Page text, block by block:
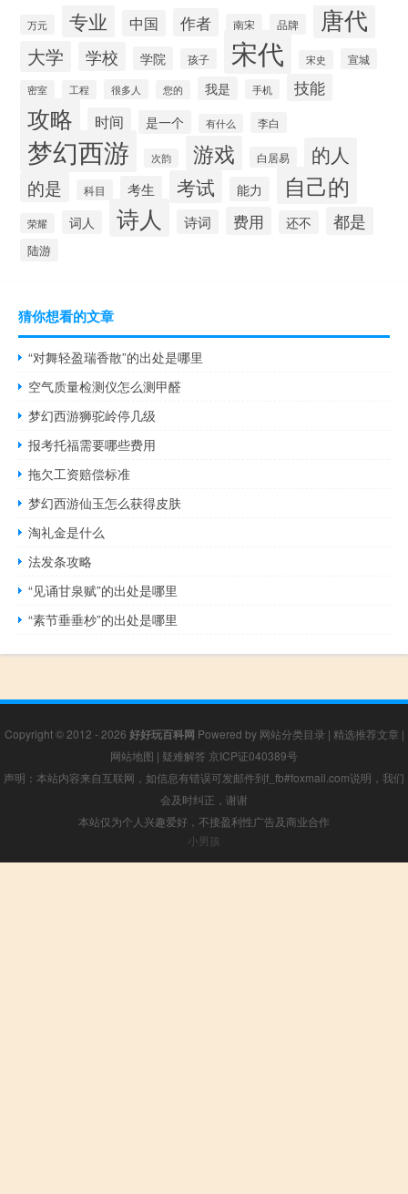
万元 专业 中国 作者 南宋 品牌 唐代
大学 学校 学院 孩子 宋代 宋史 宣城
密室 工程 很多人 您的 我是 手机 技能
攻略 时间 是一个 有什么 李白
梦幻西游 次韵 游戏 白居易 的人
的是 科目 考生 考试 能力 自己的
荣耀 词人 诗人 诗词 费用 还不 都是
陆游
猜你想看的文章
“对舞轻盈瑞香散”的出处是哪里
空气质量检测仪怎么测甲醛
梦幻西游狮驼岭停几级
报考托福需要哪些费用
拖欠工资赔偿标准
梦幻西游仙玉怎么获得皮肤
淘礼金是什么
法发条攻略
“见诵甘泉赋”的出处是哪里
“素节垂垂杪”的出处是哪里
Copyright © 2012 - 2026 好好玩百科网 Powered by 网站分类目录 | 精选推荐文章 |
网站地图 | 疑难解答 京ICP证040389号
声明：本站内容来自互联网，如信息有错误可发邮件到f_fb#foxmail.com说明，我们
会及时纠正，谢谢
本站仅为个人兴趣爱好，不接盈利性广告及商业合作
小男孩